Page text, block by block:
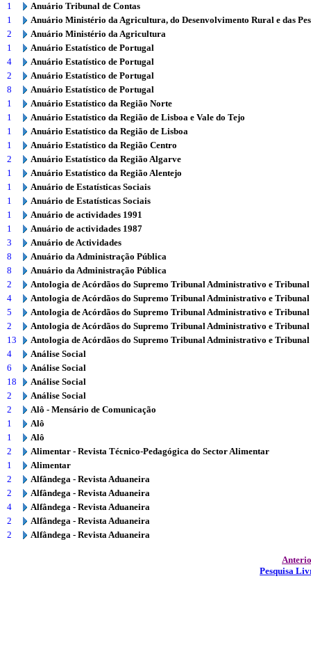
1
Anuário Tribunal de Contas
1
Anuário Ministério da Agricultura, do Desenvolvimento Rural e das
2
Anuário Ministério da Agricultura
1
Anuário Estatístico de Portugal
4
Anuário Estatístico de Portugal
2
Anuário Estatístico de Portugal
8
Anuário Estatístico de Portugal
1
Anuário Estatístico da Região Norte
1
Anuário Estatístico da Região de Lisboa e Vale do Tejo
1
Anuário Estatístico da Região de Lisboa
1
Anuário Estatístico da Região Centro
2
Anuário Estatístico da Região Algarve
1
Anuário Estatístico da Região Alentejo
1
Anuário de Estatísticas Sociais
1
Anuário de Estatísticas Sociais
1
Anuário de actividades 1991
1
Anuário de actividades 1987
3
Anuário de Actividades
8
Anuário da Administração Pública
8
Anuário da Administração Pública
2
Antologia de Acórdãos do Supremo Tribunal Administrativo e
4
Antologia de Acórdãos do Supremo Tribunal Administrativo e
5
Antologia de Acórdãos do Supremo Tribunal Administrativo e
2
Antologia de Acórdãos do Supremo Tribunal Administrativo e
13
Antologia de Acórdãos do Supremo Tribunal Administrativo e
4
Análise Social
6
Análise Social
18
Análise Social
2
Análise Social
2
Alô - Mensário de Comunicação
1
Alô
1
Alô
2
Alimentar - Revista Técnico-Pedagógica do Sector Alimentar
1
Alimentar
2
Alfândega - Revista Aduaneira
2
Alfândega - Revista Aduaneira
4
Alfândega - Revista Aduaneira
2
Alfândega - Revista Aduaneira
2
Alfândega - Revista Aduaneira
Pesquisa